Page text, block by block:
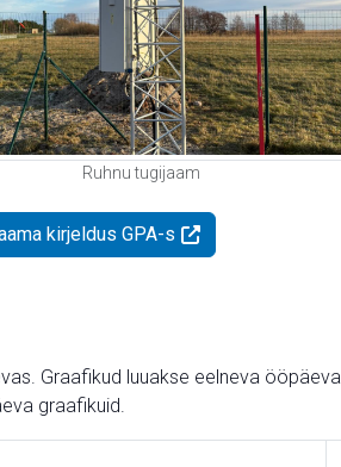
Ruhnu tugijaam
kirjeldus GPA-s
Graafikud luuakse eelneva ööpäeva
graafikuid.